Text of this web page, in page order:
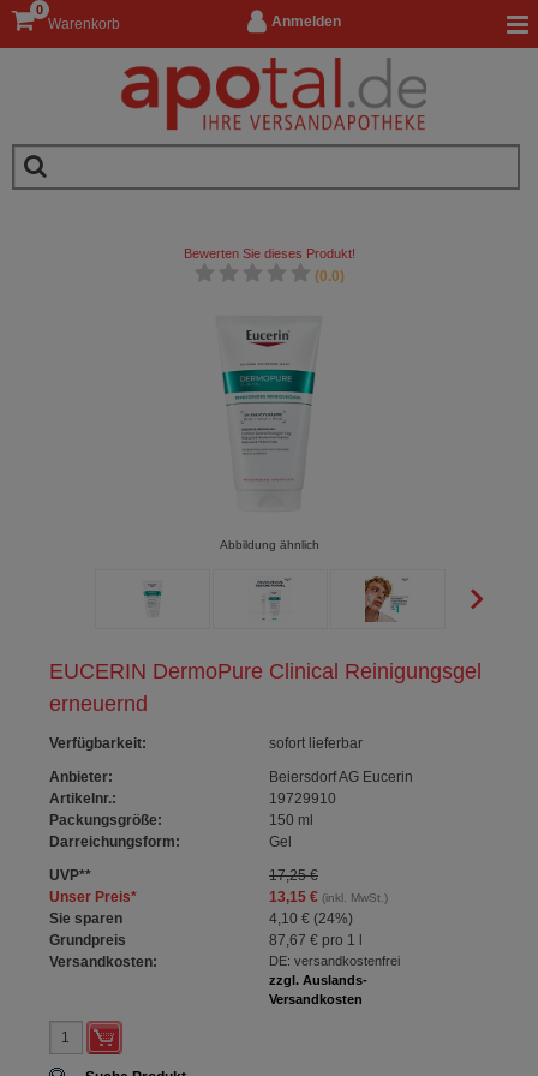
Anmelden
Warenkorb
0
EUCERIN DermoPure Clinical Reinigungsgel
erneuernd
Verfügbarkeit:
sofort lieferbar
Anbieter:
Beiersdorf AG Eucerin
Artikelnr.:
19729910
Packungsgröße:
150 ml
Darreichungsform:
Gel
UVP**
17,25 €
Unser Preis* 13,15 €(inkl. MwSt.)
Sie sparen 4,10 € (24%)
Grundpreis
87,67 €pro 1 l
Versandkosten:
DE: versandkostenfrei
zzgl. Auslands-
Versandkosten
Bewerten Sie dieses Produkt!
(0.0)
Abbildung ähnlich